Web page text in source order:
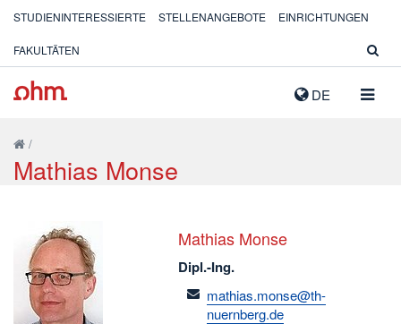
DE
STUDIENINTERESSIERTE STELLENANGEBOTE EINRICHTUNGEN
FAKULTÄTEN
/
Mathias Monse
Mathias Monse
Dipl.-Ing.
email
mathias.monse@th-
nuernberg.de